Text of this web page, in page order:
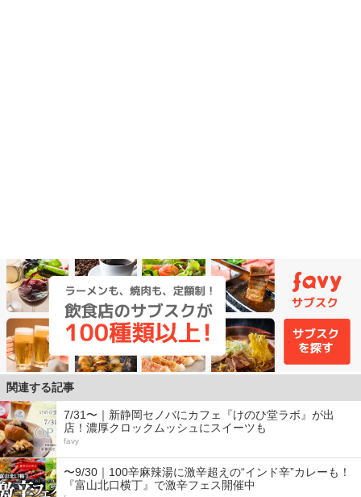
関連する記事
7/31〜｜新静岡セノバにカフェ『けのひ堂ラボ』が出
店！濃厚クロックムッシュにスイーツも
favy
〜9/30｜100辛麻辣湯に激辛超えの“インド辛”カレーも！
『富山北口横丁』で激辛フェス開催中